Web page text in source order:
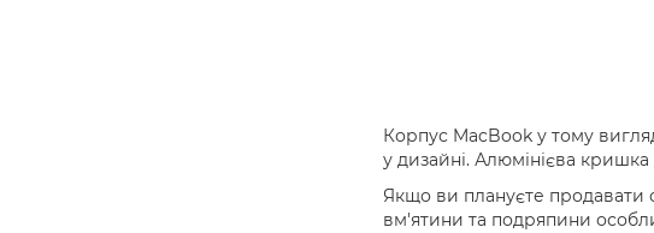
Корпус MacBook у тому
у дизайні. Алюмінієва
Якщо ви плануєте продавати
вм'ятини та подряпини